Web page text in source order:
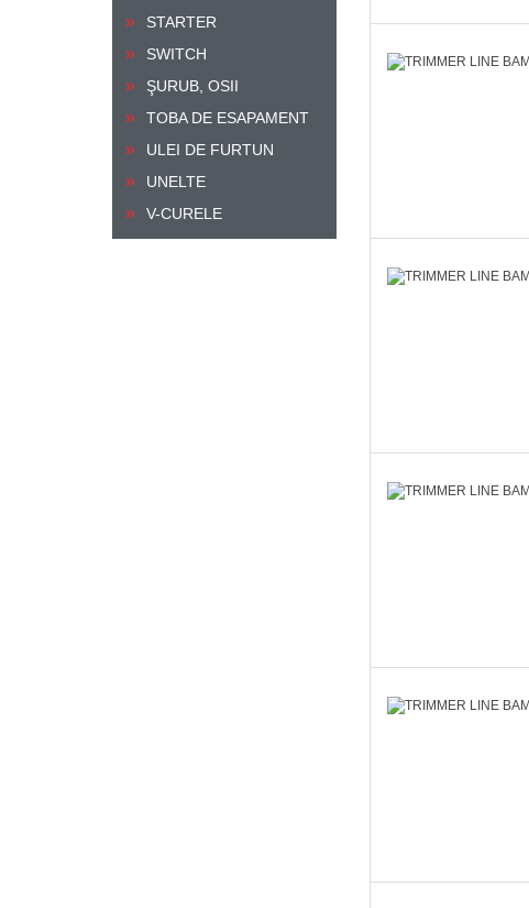
STARTER
SWITCH
ŞURUB, OSII
TOBA DE ESAPAMENT
ULEI DE FURTUN
UNELTE
V-CURELE